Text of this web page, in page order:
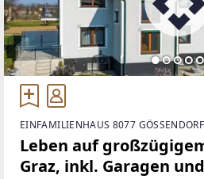
EINFAMILIENHAUS 8077 GÖSSENDORF
Leben auf
Graz, inkl. Garagen